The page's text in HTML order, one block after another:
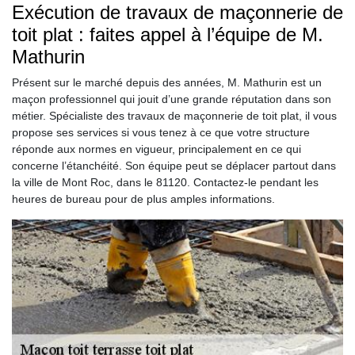
Exécution de travaux de maçonnerie de
toit plat : faites appel à l’équipe de M.
Mathurin
Présent sur le marché depuis des années, M. Mathurin est un
maçon professionnel qui jouit d’une grande réputation dans son
métier. Spécialiste des travaux de maçonnerie de toit plat, il vous
propose ses services si vous tenez à ce que votre structure
réponde aux normes en vigueur, principalement en ce qui
concerne l’étanchéité. Son équipe peut se déplacer partout dans
la ville de Mont Roc, dans le 81120. Contactez-le pendant les
heures de bureau pour de plus amples informations.